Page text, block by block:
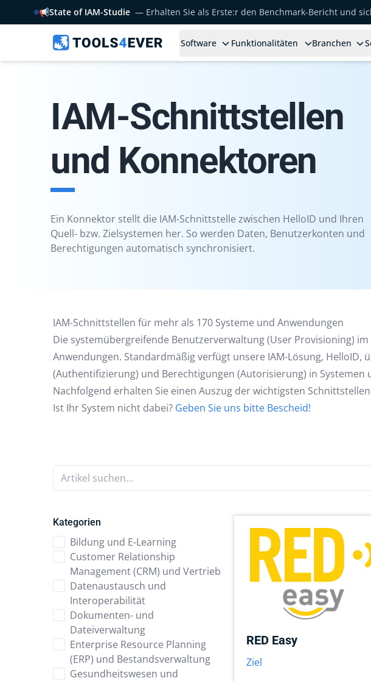
📢State of IAM-Studie — Erhalten Sie als Erste:r den Benchmark-Bericht und
Software Funktionalitäten Branchen
IAM-Schnittstellen
und Konnektoren
Ein Konnektor stellt die IAM-Schnittstelle zwischen HelloID und Ihren
Quell- bzw. Zielsystemen her. So werden Daten, Benutzerkonten und
Berechtigungen automatisch synchronisiert.
IAM-Schnittstellen für mehr als 170 Systeme und Anwendungen
Die systemübergreifende Benutzerverwaltung (User Provisioning)
Anwendungen. Standardmäßig verfügt unsere IAM-Lösung,
(Authentifizierung) und Berechtigungen (Autorisierung) in Systemen
Nachfolgend erhalten Sie einen Auszug der wichtigsten
Ist Ihr System nicht dabei? Geben Sie uns bitte Bescheid!
Artikel suchen...
Kategorien
Bildung und E-Learning
Customer Relationship
Management (CRM) und Vertrieb
Datenaustausch und
Interoperabilität
Dokumenten- und
Dateiverwaltung
Enterprise Resource Planning
(ERP) und Bestandsverwaltung
Gesundheitswesen und
RED Easy
Ziel